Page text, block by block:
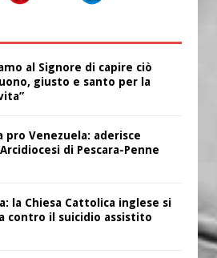
al Signore di capire ciò
giusto e santo per la
pro Venezuela: aderisce
di Pescara-Penne
la Chiesa Cattolica inglese si
contro il suicidio assistito